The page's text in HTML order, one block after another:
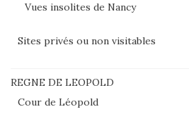
Vues insolites de Nancy
Sites privés ou non visitables
REGNE DE LEOPOLD
Cour de Léopold